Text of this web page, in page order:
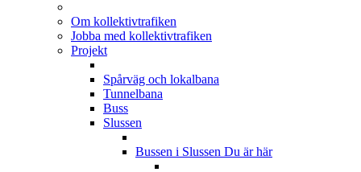
Om kollektivtrafiken
Jobba med kollektivtrafiken
Projekt
Spårväg och lokalbana
Tunnelbana
Buss
Slussen
Bussen i Slussen Du är här